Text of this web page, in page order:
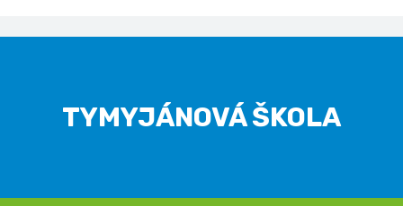
TYMYJÁNOVÁ ŠKOLA